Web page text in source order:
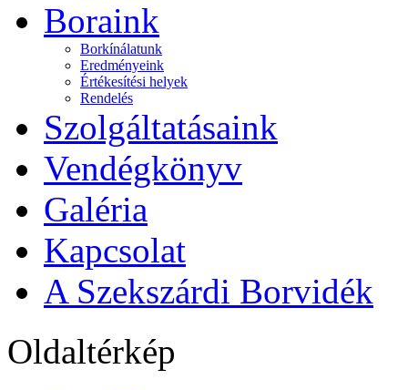
Boraink
Borkínálatunk
Eredményeink
Értékesítési helyek
Rendelés
Szolgáltatásaink
Vendégkönyv
Galéria
Kapcsolat
A Szekszárdi Borvidék
Oldaltérkép